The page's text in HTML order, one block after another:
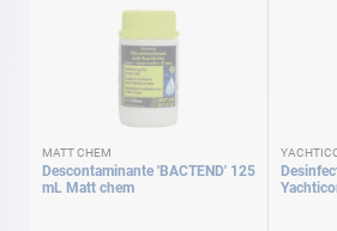
MATT CHEM
Descontaminante 'BACTEND' 125
mL Matt chem